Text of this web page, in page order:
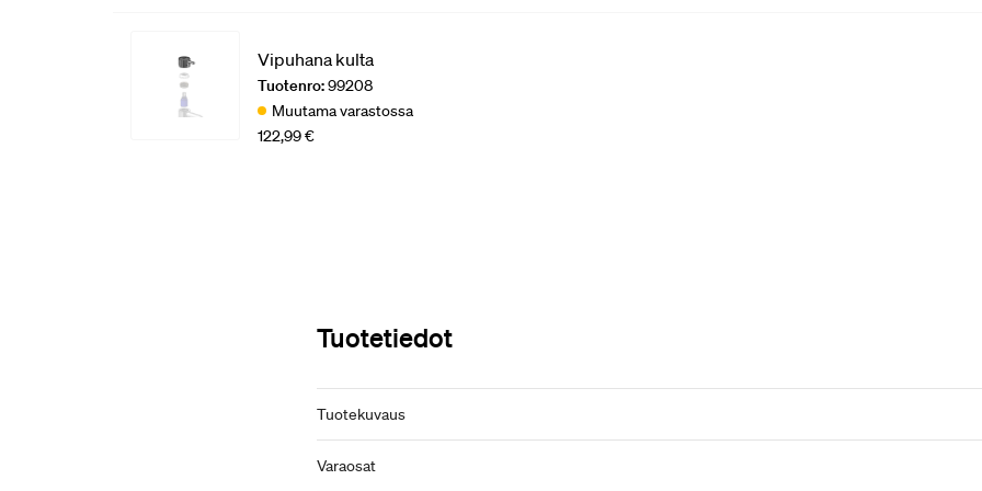
Vipuhana kulta
Tuotenro:99208
Muutama varastossa
122,99 €
Tuotetiedot
Tuotekuvaus
Varaosat